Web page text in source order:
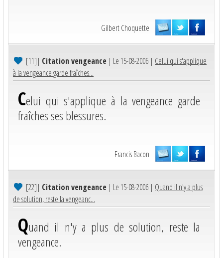
Gilbert Choquette
[11]| Citation vengeance | Le 15-08-2006 | Celui qui s'applique
à la vengeance garde fraîches...
Celui qui s'applique à la vengeance garde
fraîches ses blessures.
Francis Bacon
[22]| Citation vengeance | Le 15-08-2006 | Quand il n'y a plus
de solution, reste la vengeanc...
Quand il n'y a plus de solution, reste la
vengeance.